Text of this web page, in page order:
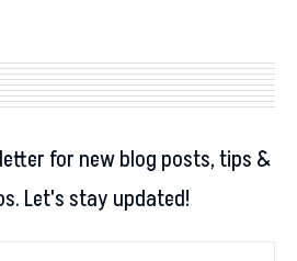
for new blog posts, tips &
Let's stay updated!